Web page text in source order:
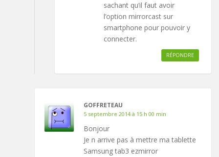
sachant qu’il faut avoir
l’option mirrorcast sur
smartphone pour pouvoir y
connecter.
RÉPONDRE
GOFFRETEAU
5 septembre 2014 à 15 h 00 min
Bonjour
Je n arrive pas à mettre ma tablette
Samsung tab3 ezmirror